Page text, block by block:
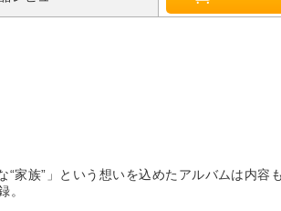
家族”」という想いを込めたアルバムは内容
。